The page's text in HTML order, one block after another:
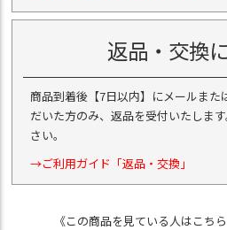
返品・交換
商品到着後【7日以内】にメールまた
だいた方のみ、返品を受付いたしま
さい。
→ご利用ガイド「返品・交換」
《この商品を見ている人はこち